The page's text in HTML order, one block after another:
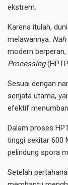
ekstrem.
Karena itulah,
melawannya. Nah
modern
Processing
Sesuai dengan
senjata utama,
efektif
Dalam proses
tinggi sekitar 600
pelindung spora
Setelah